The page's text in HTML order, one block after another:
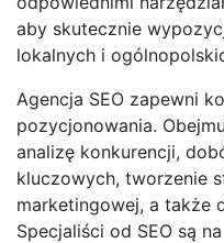
aby skutecznie
lokalnych i
Agencja SEO zapewni
pozycjonowania.
analizę konkurencji,
kluczowych, tworzenie
marketingowej, a także
Specjaliści od SEO są